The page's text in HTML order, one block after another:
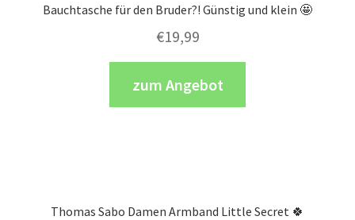
Bauchtasche für den Bruder?! Günstig und klein 🤩
€19,99
zum Angebot
Thomas Sabo Damen Armband Little Secret 🍀